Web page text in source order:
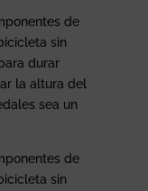
de
sin
durar
la altura del
sea un
de
sin